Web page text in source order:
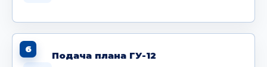
6
Подача плана ГУ-12